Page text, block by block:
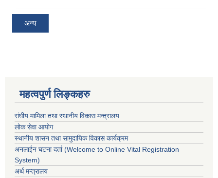
अन्य
महत्वपुर्ण लिङ्कहरु
संघीय मामिला तथा स्थानीय विकास मन्त्रालय
लोक सेवा आयोग
स्थानीय शासन तथा सामुदायिक विकास कार्यक्रम
अनलाईन घटना दर्ता (Welcome to Online Vital Registration
System)
अर्थ मन्त्रालय